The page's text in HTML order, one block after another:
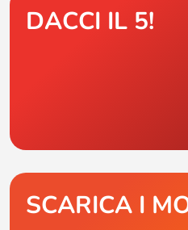
DACCI IL 5!
SCARICA I